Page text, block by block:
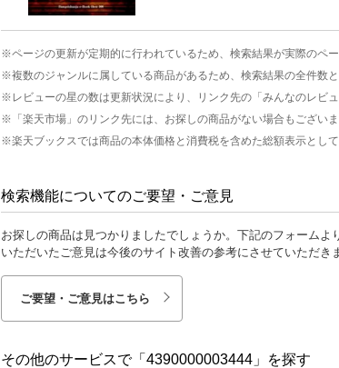
※ページの更新が定期的に行われているため、検索結果が実際のペ
※複数のジャンルに属している商品があるため、検索結果の全件数
※レビューの星の数は更新状況により、リンク先の「みんなのレビ
※「楽天市場」のリンク先には、お探しの商品がない場合もござい
※楽天ブックスでは商品の本体価格と消費税を含めた総額表示とし
検索機能についてのご要望・ご意見
お探しの商品は見つかりましたでしょうか。下記のフォームよ
いただいたご意見は今後のサイト改善の参考にさせていただき
ご要望・ご意見はこちら
その他のサービスで「4390000003444」を探す